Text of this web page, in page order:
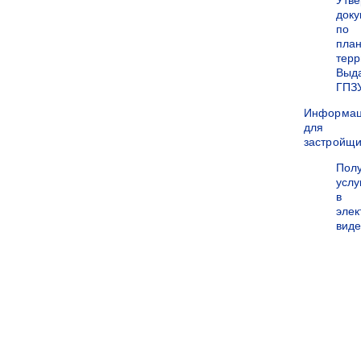
по
для
в
виде